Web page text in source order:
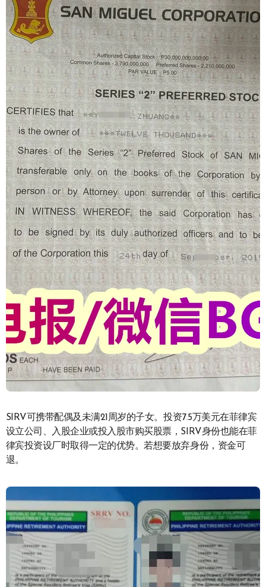
SIRV可携带配偶及未满21周岁的子女。投资7.5万美元在菲律宾
设立公司、入股企业或投入股市购买股票，SIRV身份也能在菲
律宾投资设厂时取得一定的优势。若想要放弃身份，资金可
退。